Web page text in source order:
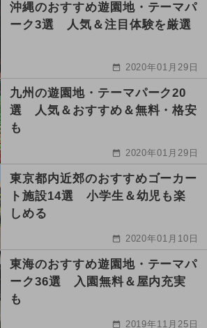
沖縄のおすすめ遊園地・テーマパ
ーク3選 人気＆注目体験を厳選
2020年01月29日
九州の遊園地・テーマパーク20
選 人気＆おすすめ＆無料・格安
も
2020年01月29日
東京都内近郊のおすすめゴーカー
ト施設14選 小学生＆幼児も楽
しめる
2020年01月10日
東海のおすすめ遊園地・テーマパ
ーク36選 入園無料＆屋内充実
も
2019年11月25日